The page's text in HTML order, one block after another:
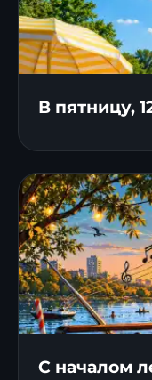
В пятницу,
С началом